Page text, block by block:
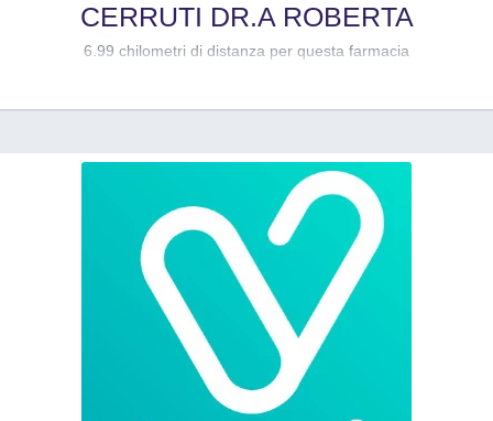
CERRUTI DR.A ROBERTA
6.99 chilometri di distanza per questa farmacia